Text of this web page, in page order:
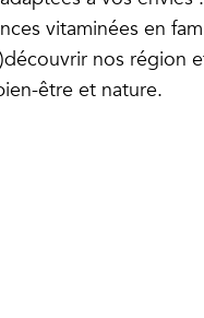
vitaminées en
nos région
être et nature.